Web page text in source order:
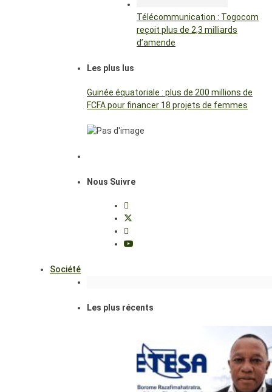
Télécommunication : Togocom
reçoit plus de 2,3 milliards
d’amende
Les plus lus
Guinée équatoriale : plus de 200 millions de
FCFA pour financer 18 projets de femmes
Nous Suivre
Société
Les plus récents